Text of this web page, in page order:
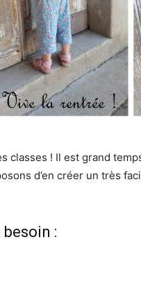
classes ! Il est grand
d’en créer un très
: